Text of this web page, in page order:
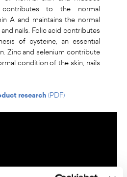
contributes to the normal
A and maintains the normal
nails. Folic acid contributes
of cysteine, an essential
Zinc and selenium contribute
condition of the skin, nails
research (PDF)